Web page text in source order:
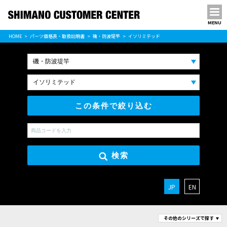
MENU
パーツ価格表
PARTS LIST
HOME パーツ価格表・取扱説明書 磯・防波堤竿 イソリミテッド
この条件で絞り込む
検索
JP EN
その他のシリーズで探す